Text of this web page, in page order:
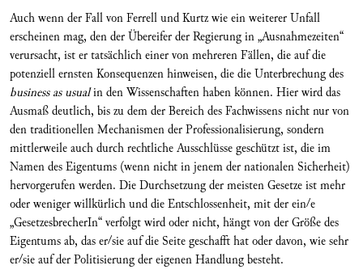
Auch wenn der Fall von Ferrell und Kurtz wie ein weiterer Unfall
erscheinen mag, den der Übereifer der Regierung in „Ausnahmezeiten“
verursacht, ist er tatsächlich einer von mehreren Fällen, die auf die
potenziell ernsten Konsequenzen hinweisen, die die Unterbrechung des
business as usualin den Wissenschaften haben können. Hier wird das
Ausmaß deutlich, bis zu dem der Bereich des Fachwissens nicht nur von
den traditionellen Mechanismen der Professionalisierung, sondern
mittlerweile auch durch rechtliche Ausschlüsse geschützt ist, die im
Namen des Eigentums (wenn nicht in jenem der nationalen Sicherheit)
hervorgerufen werden. Die Durchsetzung der meisten Gesetze ist mehr
oder weniger willkürlich und die Entschlossenheit, mit der ein/e
„GesetzesbrecherIn“ verfolgt wird oder nicht, hängt von der Größe des
Eigentums ab, das er/sie auf die Seite geschafft hat oder davon, wie sehr
er/sie auf der Politisierung der eigenen Handlung besteht.